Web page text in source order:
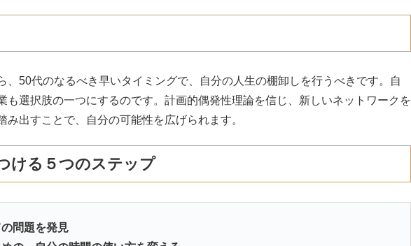
、50代のなるべき早いタイミングで、自分の人生の棚卸しを行うべきです。自
も選択肢の一つにするのです。計画的偶発性理論を信じ、新しいネットワークを
出すことで、自分の可能性を広げられます。
ける５つのステップ
問題を発見